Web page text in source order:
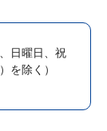
、日曜日、祝
を除く）